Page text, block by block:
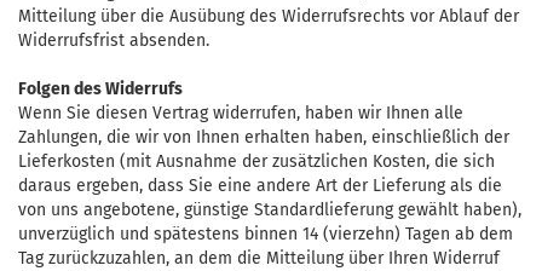
Mitteilung über die Ausübung des Widerrufsrechts vor Ablauf der
Widerrufsfrist absenden.
Folgen des Widerrufs
Wenn Sie diesen Vertrag widerrufen, haben wir Ihnen alle
Zahlungen, die wir von Ihnen erhalten haben, einschließlich der
Lieferkosten (mit Ausnahme der zusätzlichen Kosten, die sich
daraus ergeben, dass Sie eine andere Art der Lieferung als die
von uns angebotene, günstige Standardlieferung gewählt haben),
unverzüglich und spätestens binnen 14 (vierzehn) Tagen ab dem
Tag zurückzuzahlen, an dem die Mitteilung über Ihren Widerruf